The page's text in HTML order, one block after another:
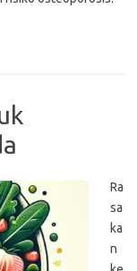
Ra
sa
ka
n